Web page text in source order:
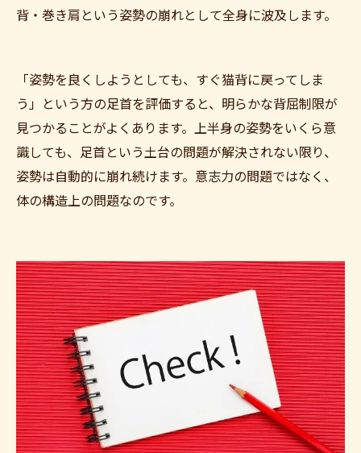
背・巻き肩という姿勢の崩れとして全身に波及します。
「姿勢を良くしようとしても、すぐ猫背に戻ってしま
う」という方の足首を評価すると、明らかな背屈制限が
見つかることがよくあります。上半身の姿勢をいくら意
識しても、足首という土台の問題が解決されない限り、
姿勢は自動的に崩れ続けます。意志力の問題ではなく、
体の構造上の問題なのです。